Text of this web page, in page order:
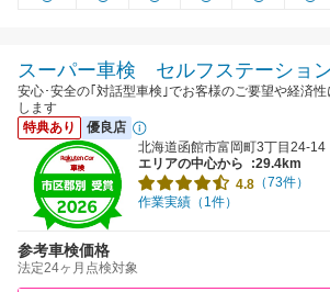
スーパー車検 セルフステーショ
安心･安全の｢対話型車検｣でお客様のご要望や経済
します
特典あり
優良店
北海道函館市富岡町3丁目24-14
エリアの中心から
:29.4km
4.8 （73件）
作業実績（1件）
参考車検価格
法定24ヶ月点検対象